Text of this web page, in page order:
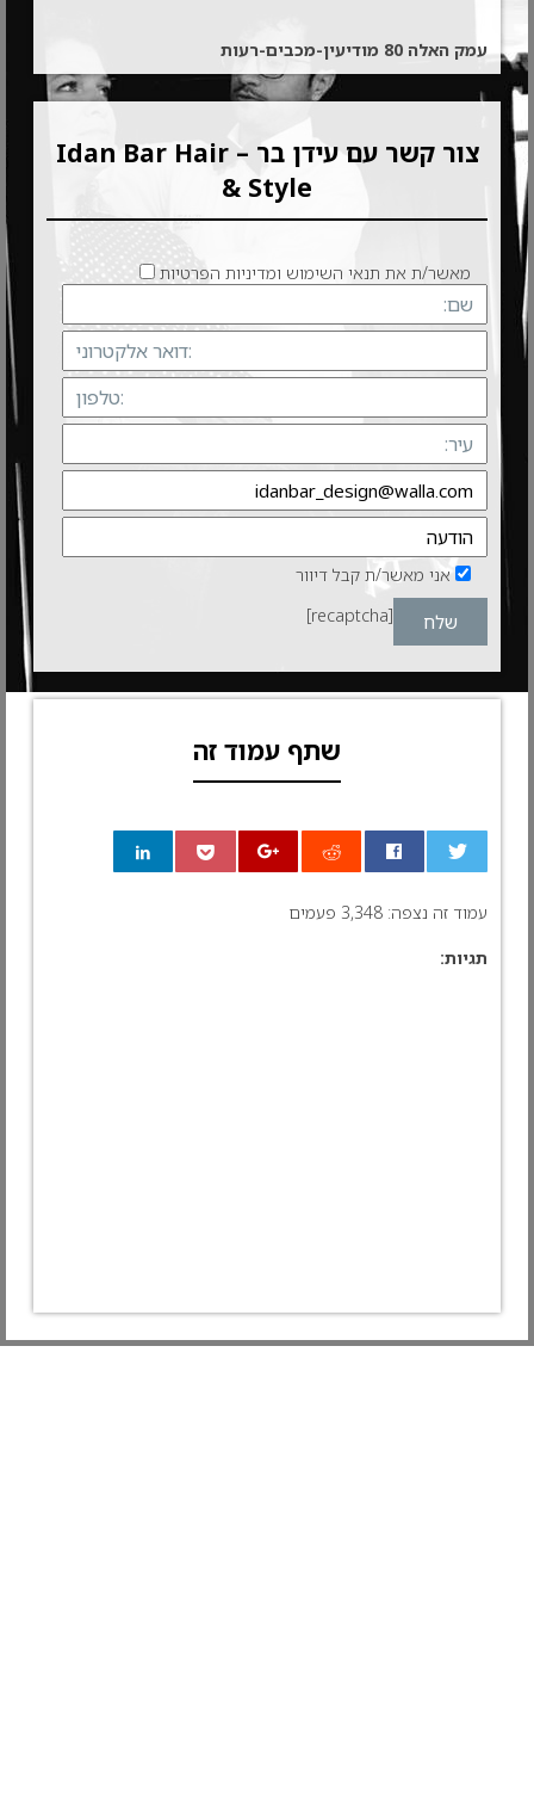
עמק האלה 80‏ מודיעין-מכבים-רעות‏
צור קשר עם עידן בר – Idan Bar Hair
& Style
מאשר/ת את תנאי השימוש ומדיניות הפרטיות
אני מאשר/ת קבל דיוור
[recaptcha]
שתף עמוד זה
עמוד זה נצפה: 3,348 פעמים
תגיות: